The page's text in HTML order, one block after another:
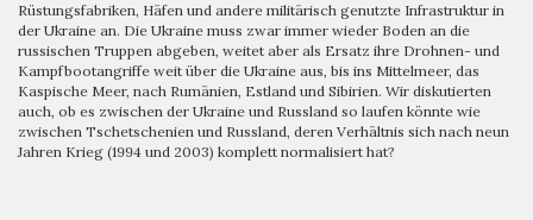
Rüstungsfabriken, Häfen und andere militärisch genutzte Infrastruktur in
der Ukraine an. Die Ukraine muss zwar immer wieder Boden an die
russischen Truppen abgeben, weitet aber als Ersatz ihre Drohnen- und
Kampfbootangriffe weit über die Ukraine aus, bis ins Mittelmeer, das
Kaspische Meer, nach Rumänien, Estland und Sibirien. Wir diskutierten
auch, ob es zwischen der Ukraine und Russland so laufen könnte wie
zwischen Tschetschenien und Russland, deren Verhältnis sich nach neun
Jahren Krieg (1994 und 2003) komplett normalisiert hat?